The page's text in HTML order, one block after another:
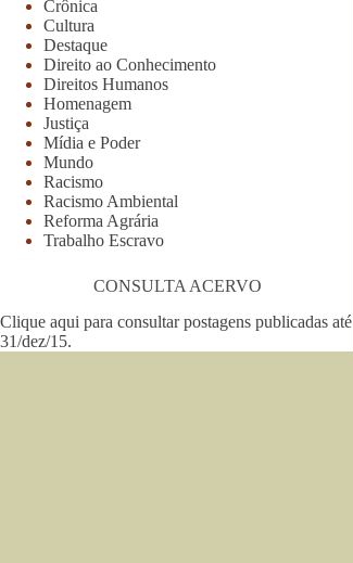
Crônica
Cultura
Destaque
Direito ao Conhecimento
Direitos Humanos
Homenagem
Justiça
Mídia e Poder
Mundo
Racismo
Racismo Ambiental
Reforma Agrária
Trabalho Escravo
CONSULTA ACERVO
Clique aqui para consultar postagens publicadas até
31/dez/15.